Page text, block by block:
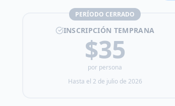
PERÍODO CERRADO
INSCRIPCIÓN TEMPRANA
$35
por persona
Hasta el 2 de julio de 2026